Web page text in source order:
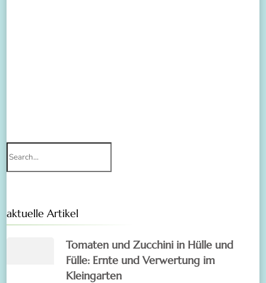
Search
for:
aktuelle Artikel
Tomaten und Zucchini in Hülle und
Fülle: Ernte und Verwertung im
Kleingarten